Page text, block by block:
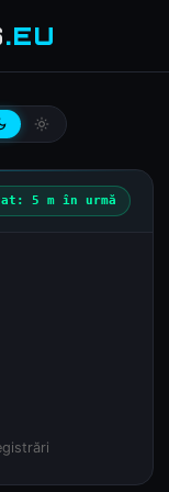
.EU
light_mode
5 m în urmă